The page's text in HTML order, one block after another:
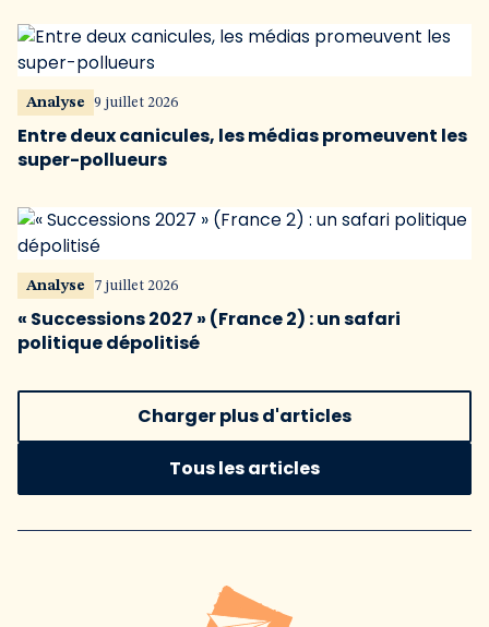
Analyse 9 juillet 2026
Entre deux canicules, les médias promeuvent les
super-pollueurs
Analyse 7 juillet 2026
« Successions 2027 » (France 2) : un safari
politique dépolitisé
Charger plus d'articles
Tous les articles